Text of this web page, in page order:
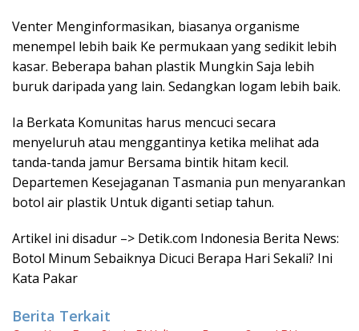
Venter Menginformasikan, biasanya organisme
menempel lebih baik Ke permukaan yang sedikit lebih
kasar. Beberapa bahan plastik Mungkin Saja lebih
buruk daripada yang lain. Sedangkan logam lebih baik.
Ia Berkata Komunitas harus mencuci secara
menyeluruh atau menggantinya ketika melihat ada
tanda-tanda jamur Bersama bintik hitam kecil.
Departemen Kesejaganan Tasmania pun menyarankan
botol air plastik Untuk diganti setiap tahun.
Artikel ini disadur –> Detik.com Indonesia Berita News:
Botol Minum Sebaiknya Dicuci Berapa Hari Sekali? Ini
Kata Pakar
Berita Terkait